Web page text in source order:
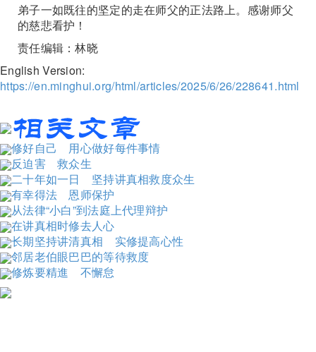
弟子一如既往的坚定的走在师父的正法路上。感谢师父
的慈悲看护！
责任编辑：林晓
English Version:
https://en.minghui.org/html/articles/2025/6/26/228641.html
修好自己 用心做好每件事情
反迫害 救众生
二十年如一日 坚持讲真相救度众生
有幸得法 恩师保护
从法律“小白”到法庭上代理辩护
在讲真相时修去人心
长期坚持讲清真相 实修提高心性
邻居老伯眼巴巴的等待救度
修炼要精進 不懈怠